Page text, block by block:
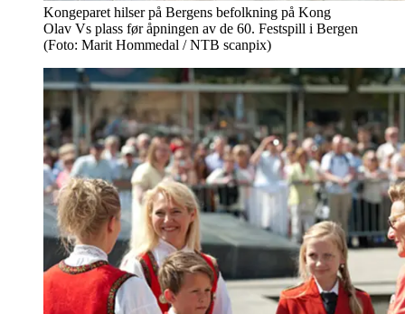
Kongeparet hilser på Bergens befolkning på Kong
Olav Vs plass før åpningen av de 60. Festspill i Bergen
(Foto: Marit Hommedal / NTB scanpix)